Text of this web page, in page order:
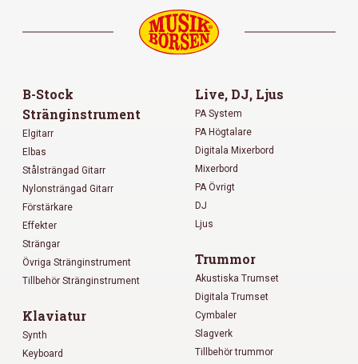
B-Stock
Stränginstrument
Elgitarr
Elbas
Stålsträngad Gitarr
Nylonsträngad Gitarr
Förstärkare
Effekter
Strängar
Övriga Stränginstrument
Tillbehör Stränginstrument
Klaviatur
Synth
Keyboard
Live, DJ, Ljus
PA System
PA Högtalare
Digitala Mixerbord
Mixerbord
PA Övrigt
DJ
Ljus
Trummor
Akustiska Trumset
Digitala Trumset
Cymbaler
Slagverk
Tillbehör trummor